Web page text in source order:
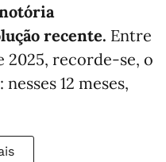
recente. Entre
2025, recorde-se, o
12 meses,